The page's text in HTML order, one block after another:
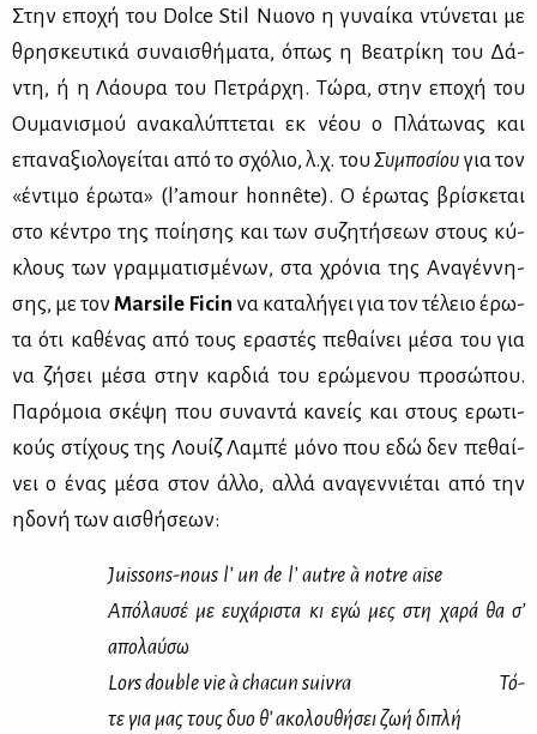
Στην επο­χή του Dolce Stil Nuovo η γυ­ναί­κα ντύ­νε­ται με
θρη­σκευ­τι­κά συ­ναι­σθή­μα­τα, όπως η Βε­α­τρί­κη του Δά­
ντη, ή η Λά­ου­ρα του Πε­τράρ­χη. Τώ­ρα, στην επο­χή του
Ου­μα­νι­σμού ανα­κα­λύ­πτε­ται εκ νέ­ου ο Πλά­τω­νας και
επα­να­ξιο­λο­γεί­ται από το σχό­λιο, λ.χ. τουΣυ­μπο­σί­ου για τον
«έντι­μο έρω­τα» (l’amour honnête). Ο έρω­τας βρί­σκε­ται
στο κέ­ντρο της ποί­η­σης και των συ­ζη­τή­σε­ων στους κύ­
κλους των γραμ­μα­τι­σμέ­νων, στα χρό­νια της Ανα­γέν­νη­
σης, με τον Marsile Ficin να κα­τα­λή­γει για τον τέ­λειο έρω­
τα ότι κα­θέ­νας από τους ερα­στές πε­θαί­νει μέ­σα του για
να ζή­σει μέ­σα στην καρ­διά του ερώ­με­νου προ­σώ­που.
Πα­ρό­μοια σκέ­ψη που συ­να­ντά κα­νείς και στους ερω­τι­
κούς στί­χους της Λουίζ Λα­μπέ μό­νο που εδώ δεν πε­θαί­
νει ο ένας μέ­σα στον άλ­λο, αλ­λά ανα­γεν­νιέ­ται από την
ηδο­νή των αι­σθή­σε­ων:
Juissons-nous l’ un de l’ autreà notre aise
Από­λαυ­σέ με ευ­χά­ρι­στα κι εγώ μες στη χα­ρά θα σ’
απο­λαύ­σω
Lorsdouble vieàchacun suivra Τό­
τε για μας τους δυο θ’ ακο­λου­θή­σει ζωή δι­πλή